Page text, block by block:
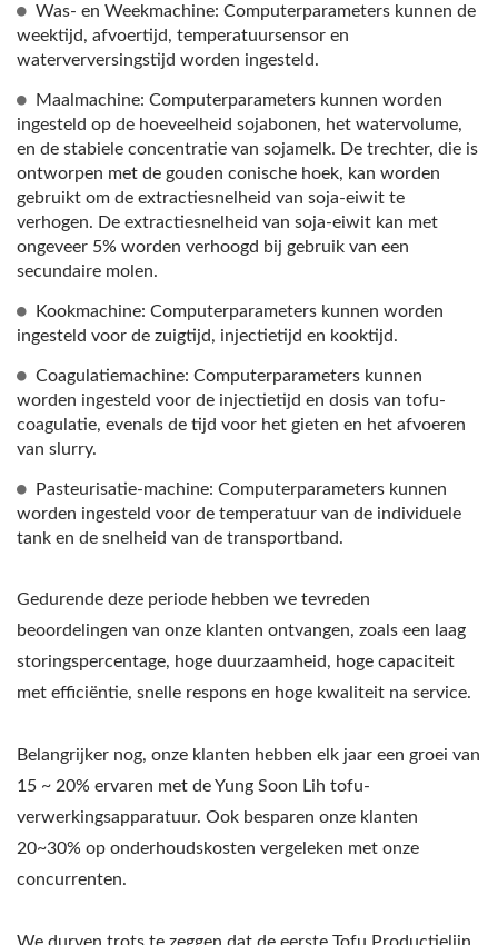
Was- en Weekmachine: Computerparameters kunnen de
weektijd, afvoertijd, temperatuursensor en
waterverversingstijd worden ingesteld.
Maalmachine: Computerparameters kunnen worden
ingesteld op de hoeveelheid sojabonen, het watervolume,
en de stabiele concentratie van sojamelk. De trechter, die is
ontworpen met de gouden conische hoek, kan worden
gebruikt om de extractiesnelheid van soja-eiwit te
verhogen. De extractiesnelheid van soja-eiwit kan met
ongeveer 5% worden verhoogd bij gebruik van een
secundaire molen.
Kookmachine: Computerparameters kunnen worden
ingesteld voor de zuigtijd, injectietijd en kooktijd.
Coagulatiemachine: Computerparameters kunnen
worden ingesteld voor de injectietijd en dosis van tofu-
coagulatie, evenals de tijd voor het gieten en het afvoeren
van slurry.
Pasteurisatie-machine: Computerparameters kunnen
worden ingesteld voor de temperatuur van de individuele
tank en de snelheid van de transportband.
Gedurende deze periode hebben we tevreden
beoordelingen van onze klanten ontvangen, zoals een laag
storingspercentage, hoge duurzaamheid, hoge capaciteit
met efficiëntie, snelle respons en hoge kwaliteit na service.
Belangrijker nog, onze klanten hebben elk jaar een groei van
15 ~ 20% ervaren met de Yung Soon Lih tofu-
verwerkingsapparatuur. Ook besparen onze klanten
20~30% op onderhoudskosten vergeleken met onze
concurrenten.
We durven trots te zeggen dat de eerste Tofu Productielijn